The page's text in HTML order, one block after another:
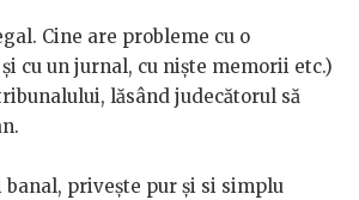
Cine are probleme cu o
cu un jurnal, cu niște memorii etc.)
lăsând judecătorul să
banal, privește pur și si simplu